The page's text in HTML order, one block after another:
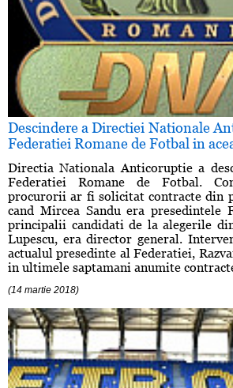
Descindere a Directiei Nationale
Federatiei Romane de Fotbal in
Directia Nationala Anticoruptie a
Federatiei Romane de Fotbal.
procurorii ar fi solicitat contracte din
cand Mircea Sandu era
principalii candidati de la alegerile
Lupescu, era director general.
actualul presedinte al Federatiei,
in ultimele saptamani anumite
(14 martie 2018)